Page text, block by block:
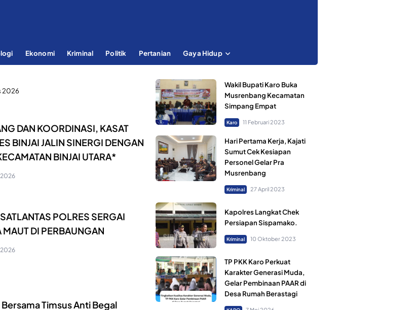
Ekonomi Kriminal Politik Pertanian Gaya Hidup
2026
DAN KOORDINASI, KASAT
BINJAI JALIN SINERGI DENGAN
BINJAI UTARA*
POLRES SERGAI
DI PERBAUNGAN
Timsus Anti Begal
Wakil Bupati Karo Buka
Musrenbang Kecamatan
Simpang Empat
Karo 11 Februari 2023
Hari Pertama Kerja, Kajati
Sumut Cek Kesiapan
Personel Gelar Pra
Musrenbang
Kriminal 27 April 2023
Kapolres Langkat Chek
Persiapan Sispamako.
Kriminal 10 Oktober 2023
TP PKK Karo Perkuat
Karakter Generasi Muda,
Gelar Pembinaan PAAR di
Desa Rumah Berastagi